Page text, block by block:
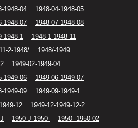
1948-04
1948-04-1948-05
1948-07
1948-07-1948-08
1948-1
1948-1-1948-11
2-1948/
1948/-1949
1949-02-1949-04
1949-06
1949-06-1949-07
1949-09
1949-09-1949-1
12
1949-12-1949-12-2
1950 J-1950-
1950--1950-02